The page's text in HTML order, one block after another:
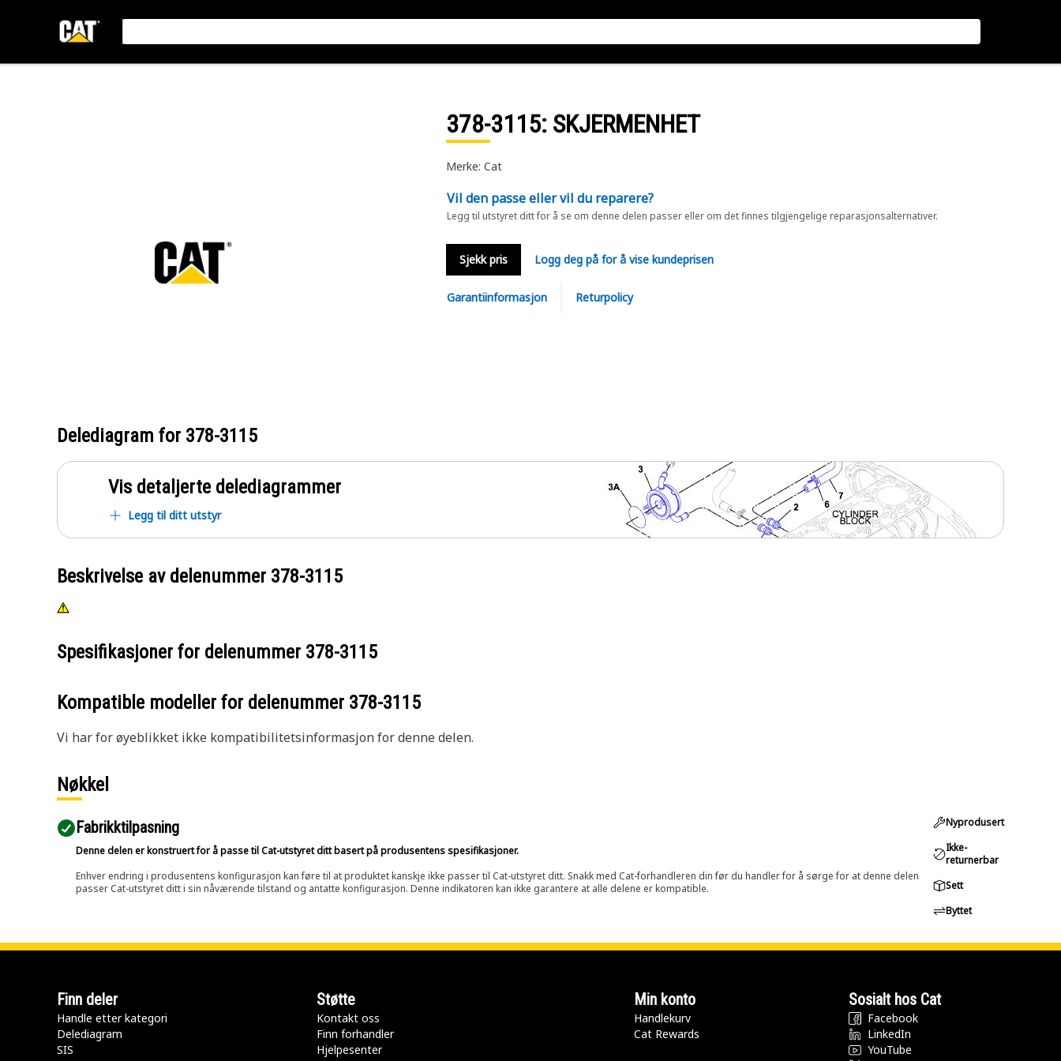
378-3115: SKJERMENHET
Merke: Cat
Vil den passe eller vil du reparere?
Legg til utstyret ditt for å se om denne delen passer eller om det finnes tilgjengelige reparasjonsalternativer.
Sjekk pris Logg deg på for å vise kundeprisen
Garantiinformasjon Returpolicy
Delediagram for 378-3115
Vis detaljerte delediagrammer
Legg til ditt utstyr
Beskrivelse av delenummer 378-3115
Spesifikasjoner for delenummer 378-3115
Kompatible modeller for delenummer 378-3115
Vi har for øyeblikket ikke kompatibilitetsinformasjon for denne delen.
Nøkkel
Fabrikktilpasning
Denne delen er konstruert for å passe til Cat-utstyret ditt basert på produsentens spesifikasjoner.
Enhver endring i produsentens konfigurasjon kan føre til at produktet kanskje ikke passer til Cat-utstyret ditt. Snakk med Cat-forhandleren din før du handler for å sørge for at denne delen
passer Cat-utstyret ditt i sin nåværende tilstand og antatte konfigurasjon. Denne indikatoren kan ikke garantere at alle delene er kompatible.
Nyprodusert
Ikke-
returnerbar
Sett
Byttet
Finn deler
Handle etter kategori
Delediagram
SIS
Støtte
Kontakt oss
Finn forhandler
Hjelpesenter
Min konto
Handlekurv
Cat Rewards
Sosialt hos Cat
Facebook
LinkedIn
YouTube